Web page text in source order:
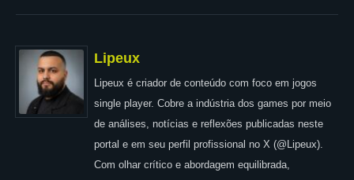
Lipeux
Lipeux é criador de conteúdo com foco em jogos
single player. Cobre a indústria dos games por meio
de análises, notícias e reflexões publicadas neste
portal e em seu perfil profissional no X (@Lipeux).
Com olhar crítico e abordagem equilibrada,